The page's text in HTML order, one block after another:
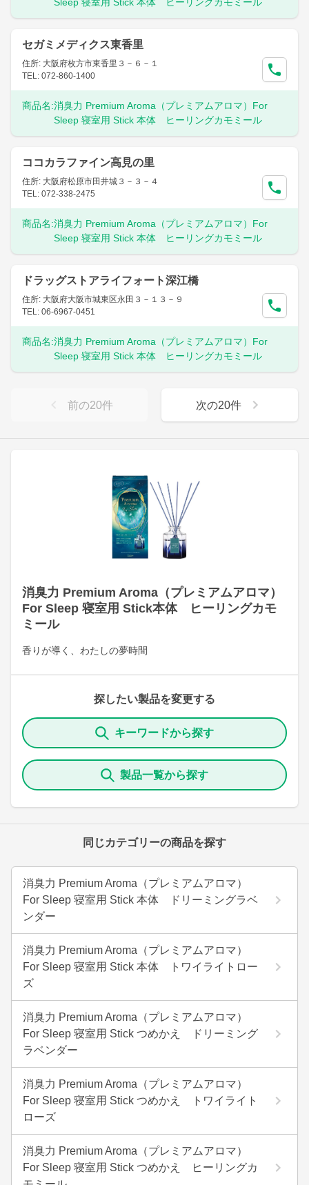
消臭力 Premium Aroma（プレミアムアロマ）
For Sleep 寝室用 Stick本体 ヒーリングカモ
ミール
香りが導く、わたしの夢時間
探したい製品を変更する
キーワードから探す
製品一覧から探す
同じカテゴリーの商品を探す
消臭力 Premium Aroma（プレミアムアロマ）
For Sleep 寝室用 Stick 本体 ドリーミングラベ
ンダー
消臭力 Premium Aroma（プレミアムアロマ）
For Sleep 寝室用 Stick 本体 トワイライトロー
ズ
消臭力 Premium Aroma（プレミアムアロマ）
For Sleep 寝室用 Stick つめかえ ドリーミング
ラベンダー
消臭力 Premium Aroma（プレミアムアロマ）
For Sleep 寝室用 Stick つめかえ トワイライト
ローズ
消臭力 Premium Aroma（プレミアムアロマ）
For Sleep 寝室用 Stick つめかえ ヒーリングカ
セガミメディクス東香里
住所: 大阪府枚方市東香里３－６－１
TEL: 072-860-1400
商品名:消臭力 Premium Aroma（プレミアムアロマ）For
Sleep 寝室用 Stick 本体 ヒーリングカモミール
ココカラファイン高見の里
住所: 大阪府松原市田井城３－３－４
TEL: 072-338-2475
商品名:消臭力 Premium Aroma（プレミアムアロマ）For
Sleep 寝室用 Stick 本体 ヒーリングカモミール
ドラッグストアライフォート深江橋
住所: 大阪府大阪市城東区永田３－１３－９
TEL: 06-6967-0451
商品名:消臭力 Premium Aroma（プレミアムアロマ）For
Sleep 寝室用 Stick 本体 ヒーリングカモミール
前の20件 次の20件